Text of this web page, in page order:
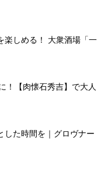
楽しめる！ 大衆酒場「一
！【肉懐石秀吉】で大人
した時間を｜グロヴナー